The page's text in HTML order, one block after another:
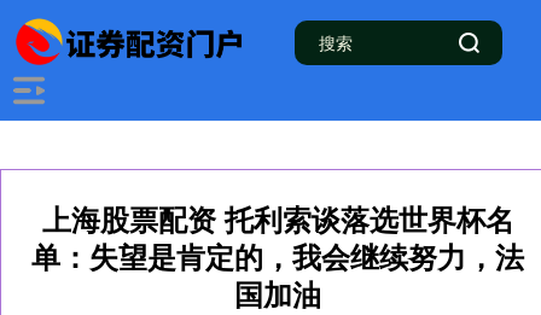
上海股票配资 托利索谈落选世界杯名
单：失望是肯定的，我会继续努力，法
国加油